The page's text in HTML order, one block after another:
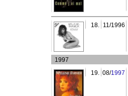
18. 11/1996
1997
19. 08/1997